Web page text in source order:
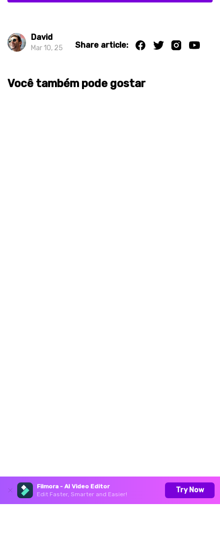
Filmora - AI Video Editor
Edit Faster, Smarter and Easier!
Try Now
David
Mar 10, 25 Share article:
Você também pode gostar